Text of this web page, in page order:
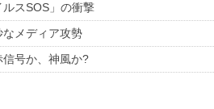
スSOS」の衝撃
メディア攻勢
号か、神風か?